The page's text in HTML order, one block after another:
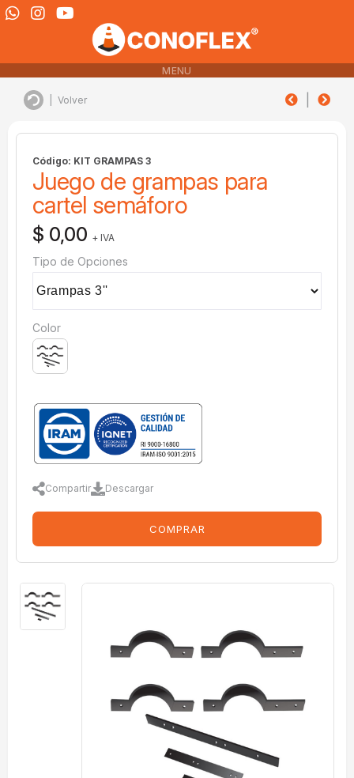
MENU
Volver
Código: KIT GRAMPAS 3
Juego de grampas para
cartel semáforo
$ 0,00 + IVA
Tipo de Opciones
Color
Compartir Descargar
COMPRAR
imagenes